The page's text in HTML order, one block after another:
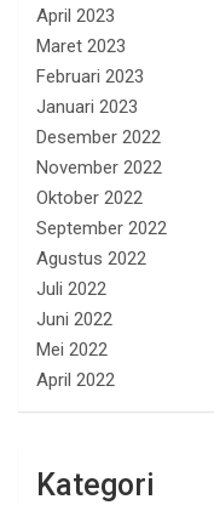
April 2023
Maret 2023
Februari 2023
Januari 2023
Desember 2022
November 2022
Oktober 2022
September 2022
Agustus 2022
Juli 2022
Juni 2022
Mei 2022
April 2022
Kategori